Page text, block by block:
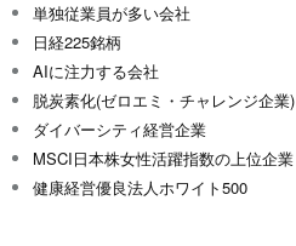
単独従業員が多い会社
日経225銘柄
AIに注力する会社
脱炭素化(ゼロエミ・チャレンジ企業)
ダイバーシティ経営企業
MSCI日本株女性活躍指数の上位企業
健康経営優良法人ホワイト500